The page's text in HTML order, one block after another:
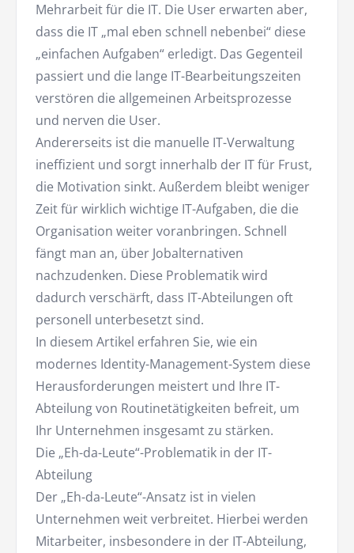
Mehrarbeit für die IT. Die User erwarten aber,
dass die IT „mal eben schnell nebenbei“ diese
„einfachen Aufgaben“ erledigt. Das Gegenteil
passiert und die lange IT-Bearbeitungszeiten
verstören die allgemeinen Arbeitsprozesse
und nerven die User.
Andererseits ist die manuelle IT-Verwaltung
ineffizient und sorgt innerhalb der IT für Frust,
die Motivation sinkt. Außerdem bleibt weniger
Zeit für wirklich wichtige IT-Aufgaben, die die
Organisation weiter voranbringen. Schnell
fängt man an, über Jobalternativen
nachzudenken. Diese Problematik wird
dadurch verschärft, dass IT-Abteilungen oft
personell unterbesetzt sind.
In diesem Artikel erfahren Sie, wie ein
modernes Identity-Management-System diese
Herausforderungen meistert und Ihre IT-
Abteilung von Routinetätigkeiten befreit, um
Ihr Unternehmen insgesamt zu stärken.
Die „Eh-da-Leute“-Problematik in der IT-
Abteilung
Der „Eh-da-Leute“-Ansatz ist in vielen
Unternehmen weit verbreitet. Hierbei werden
Mitarbeiter, insbesondere in der IT-Abteilung,